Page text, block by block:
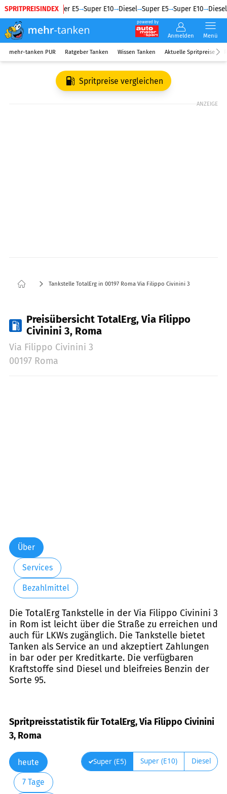
SPRITPREISINDEX
Diesel Super E5 Super E10 Diesel Super E5 Super E10 Diesel
powered by
Anmelden Menü
mehr-tanken PUR Ratgeber Tanken Wissen Tanken Aktuelle Spritpreise
Spritpreise vergleichen
ANZEIGE
Tankstelle TotalErg in 00197 Roma Via Filippo Civinini 3
Preisübersicht TotalErg, Via Filippo
Civinini 3, Roma
Via Filippo Civinini 3
00197 Roma
Über
Services
Bezahlmittel
Die TotalErg Tankstelle in der Via Filippo Civinini 3
in Rom ist leicht über die Straße zu erreichen und
auch für LKWs zugänglich. Die Tankstelle bietet
Tanken als Service an und akzeptiert Zahlungen
in bar oder per Kreditkarte. Die verfügbaren
Kraftstoffe sind Diesel und bleifreies Benzin der
Sorte 95.
Spritpreisstatistik für TotalErg, Via Filippo Civinini
3, Roma
heute
7 Tage
Super (E5) Super (E10) Diesel